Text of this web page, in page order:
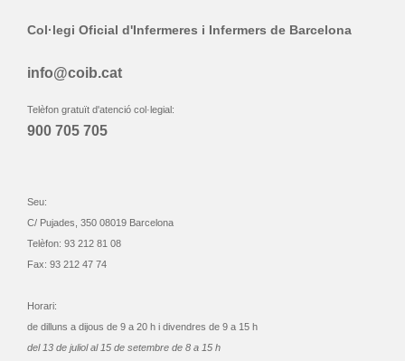
Col·legi Oficial d'Infermeres i Infermers de Barcelona
info@coib.cat
Telèfon gratuït d'atenció col·legial:
900 705 705
Seu:
C/ Pujades, 350 08019 Barcelona
Telèfon: 93 212 81 08
Fax: 93 212 47 74
Horari:
de dilluns a dijous de 9 a 20 h i divendres de 9 a 15 h
del 13 de juliol al 15 de setembre de 8 a 15 h